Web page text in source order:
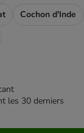
Cochon d'Inde
les 30 derniers